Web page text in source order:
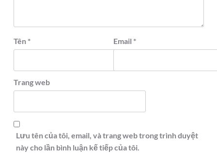
Tên * Email *
Trang web
Lưu tên của tôi, email, và trang web trong trình duyệt
này cho lần bình luận kế tiếp của tôi.